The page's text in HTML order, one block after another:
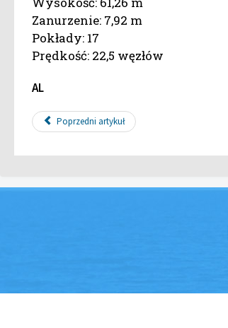
Zanurzenie: 7,92 m
Pokłady: 17
Prędkość: 22,5 węzłów
AL
Poprzedni artykuł